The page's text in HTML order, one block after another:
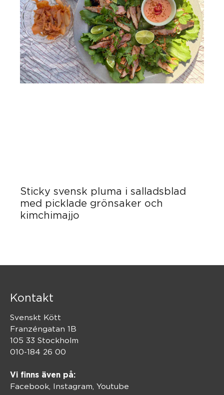
Sticky svensk pluma i salladsblad
med picklade grönsaker och
kimchimajjo
Kontakt
Svenskt Kött
Franzéngatan 1B
105 33 Stockholm
010-184 26 00
Vi finns även på:
Facebook, Instagram Youtube